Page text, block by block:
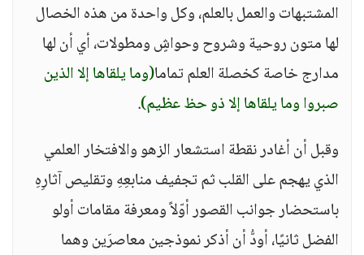
المشتبهات والعمل بالعلم، وكل واحدة من هذه الخصال
لها متون روحية وشروح وحواشٍ ومطولات، أي أن لها
مدارج خاصة كخصلة العلم تماما(وما يلقاها إلا الذين
صبروا وما يلقاها إلا ذو حظ عظيم).
وقبل أن أغادر نقطة استشعار الزهو والافتخار العلمي
الذي يهجم على القلب ثم تجفيف منابعِهِ وتقليص آثارِهِ
باستحضار جوانب القصور أوّلاً ومعرفة مقامات أولو
الفضل ثانيًا، أودُّ أن أذكر نموذجين معاصرَين وهما